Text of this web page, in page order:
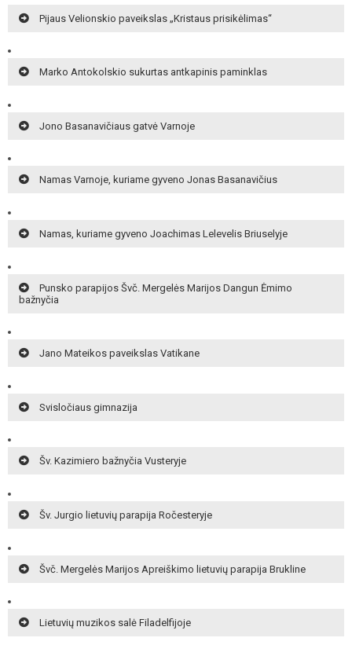
Pijaus Velionskio paveikslas „Kristaus prisikėlimas“
Marko Antokolskio sukurtas antkapinis paminklas
Jono Basanavičiaus gatvė Varnoje
Namas Varnoje, kuriame gyveno Jonas Basanavičius
Namas, kuriame gyveno Joachimas Lelevelis Briuselyje
Punsko parapijos Švč. Mergelės Marijos Dangun Ėmimo
bažnyčia
Jano Mateikos paveikslas Vatikane
Svisločiaus gimnazija
Šv. Kazimiero bažnyčia Vusteryje
Šv. Jurgio lietuvių parapija Ročesteryje
Švč. Mergelės Marijos Apreiškimo lietuvių parapija Brukline
Lietuvių muzikos salė Filadelfijoje